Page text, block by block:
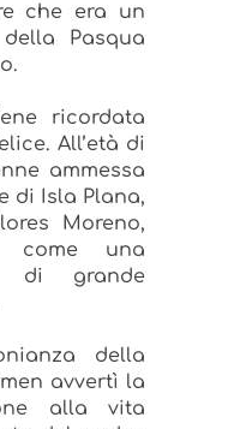
che era un
Pasqua
ricordata
All’età di
ammessa
di Isla Plana,
Moreno,
come una
di grande
della
avvertì la
alla vita